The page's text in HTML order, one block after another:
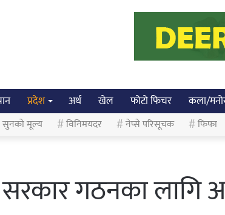
प्रदेश अर्थ खेल फोटो फिचर कला/
सुनको मूल्य विनिमयदर नेप्से परिसूचक फिफा
गठनका लागि